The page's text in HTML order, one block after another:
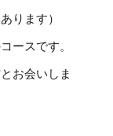
ります）
ースです。
お会いしま